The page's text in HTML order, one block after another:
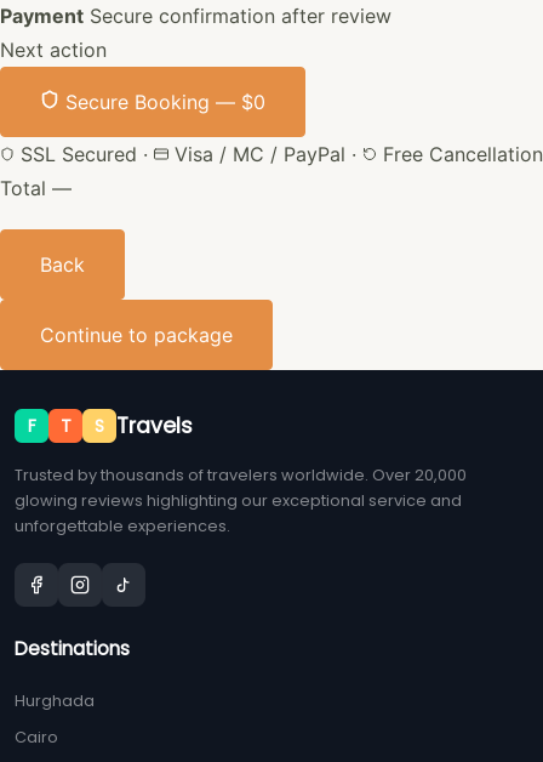
Payment Secure confirmation after review
Next action
Secure Booking — $0
SSL Secured · Visa / MC / PayPal ·
Free Cancellation
Total —
Back
Continue to package
F T S Travels
Trusted by thousands of travelers worldwide. Over 20,000
glowing reviews highlighting our exceptional service and
unforgettable experiences.
Destinations
Hurghada
Cairo